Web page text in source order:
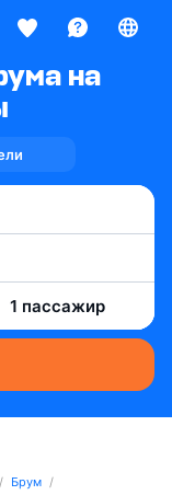
на
1 пассажир
Брум